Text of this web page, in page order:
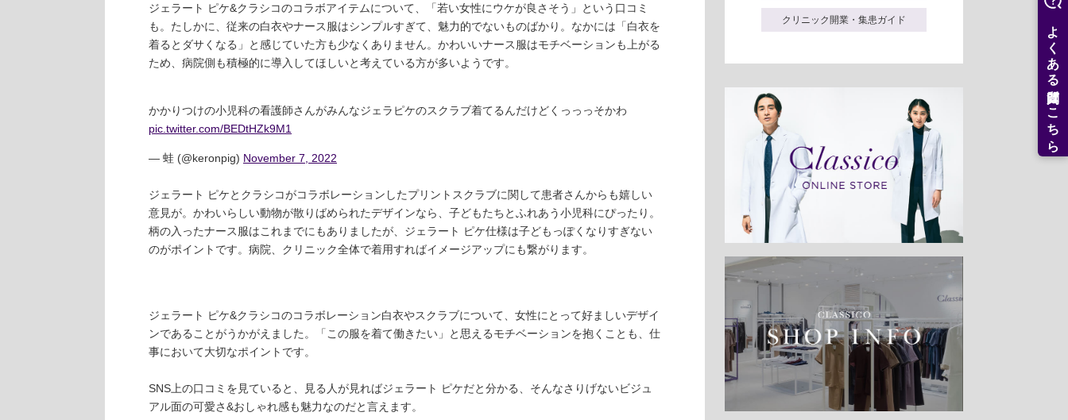
よくある質問はこちら
ジェラート ピケ&クラシコのコラボアイテムについて、「若い女性にウケが良さそう」という口コミ
も。たしかに、従来の白衣やナース服はシンプルすぎて、魅力的でないものばかり。なかには「白衣を
着るとダサくなる」と感じていた方も少なくありません。かわいいナース服はモチベーションも上がる
ため、病院側も積極的に導入してほしいと考えている方が多いようです。
かかりつけの小児科の看護師さんがみんなジェラピケのスクラブ着てるんだけどくっっっそかわ
pic.twitter.com/BEDtHZk9M1
— 蛙 (@keronpig) November 7, 2022
ジェラート ピケとクラシコがコラボレーションしたプリントスクラブに関して患者さんからも嬉しい
意見が。かわいらしい動物が散りばめられたデザインなら、子どもたちとふれあう小児科にぴったり。
柄の入ったナース服はこれまでにもありましたが、ジェラート ピケ仕様は子どもっぽくなりすぎない
のがポイントです。病院、クリニック全体で着用すればイメージアップにも繋がります。
ジェラート ピケ&クラシコのコラボレーション白衣やスクラブについて、女性にとって好ましいデザイ
ンであることがうかがえました。「この服を着て働きたい」と思えるモチベーションを抱くことも、仕
事において大切なポイントです。
SNS上の口コミを見ていると、見る人が見ればジェラート ピケだと分かる、そんなさりげないビジュ
アル面の可愛さ&おしゃれ感も魅力なのだと言えます。
クリニック開業・集患ガイド